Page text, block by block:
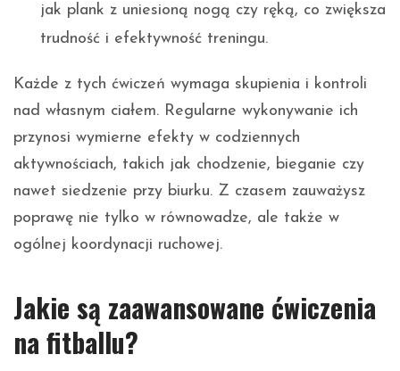
jak plank z uniesioną nogą czy ręką, co zwiększa
trudność i efektywność treningu.
Każde z tych ćwiczeń wymaga skupienia i kontroli
nad własnym ciałem. Regularne wykonywanie ich
przynosi wymierne efekty w codziennych
aktywnościach, takich jak chodzenie, bieganie czy
nawet siedzenie przy biurku. Z czasem zauważysz
poprawę nie tylko w równowadze, ale także w
ogólnej koordynacji ruchowej.
Jakie są zaawansowane ćwiczenia
na fitballu?